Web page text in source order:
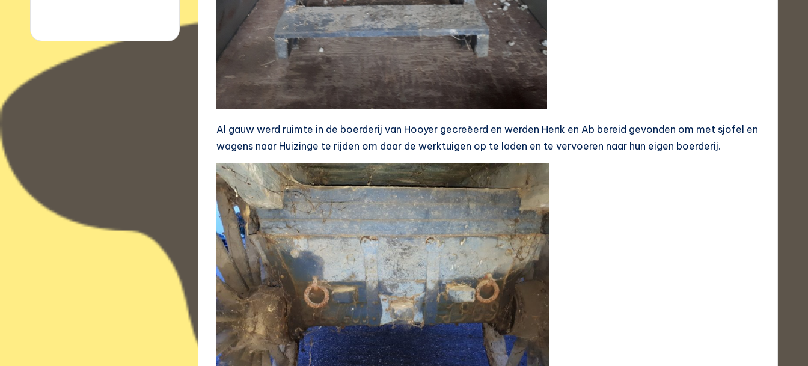
Al gauw werd ruimte in de boerderij van Hooyer gecreëerd en werden Henk en Ab bereid gevonden om met sjofel en
wagens naar Huizinge te rijden om daar de werktuigen op te laden en te vervoeren naar hun eigen boerderij.